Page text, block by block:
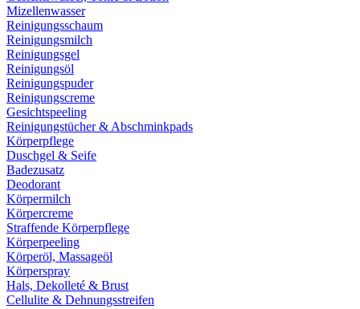
Mizellenwasser
Reinigungsschaum
Reinigungsmilch
Reinigungsgel
Reinigungsöl
Reinigungspuder
Reinigungscreme
Gesichtspeeling
Reinigungstücher & Abschminkpads
Körperpflege
Duschgel & Seife
Badezusatz
Deodorant
Körpermilch
Körpercreme
Straffende Körperpflege
Körperpeeling
Körperöl, Massageöl
Körperspray
Hals, Dekolleté & Brust
Cellulite & Dehnungsstreifen